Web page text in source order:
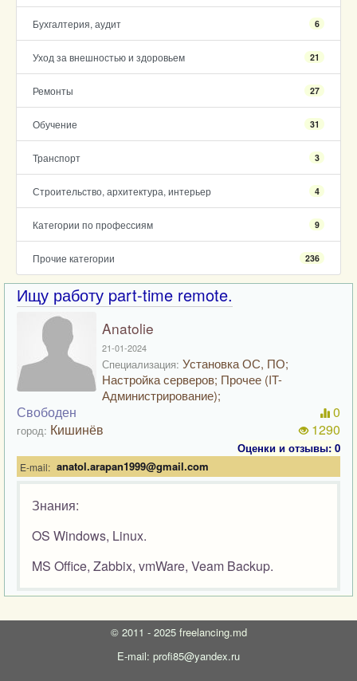
Бухгалтерия, аудит 6
Уход за внешностью и здоровьем 21
Ремонты 27
Обучение 31
Транспорт 3
Строительство, архитектура, интерьер 4
Категории по профессиям 9
Прочие категории 236
Ищу работу part-time remote.
Anatolie
21-01-2024
Специализация: Установка ОС, ПО;
Настройка серверов; Прочее (IT-
Администрирование);
Свободен
город: Кишинёв
0
1290
Оценки и отзывы: 0
E-mail: anatol.arapan1999@gmail.com
Знания:
OS Windows, Linux.
MS Office, Zabbix, vmWare, Veam Backup.
© 2011 - 2025 freelancing.md
E-mail: profi85@yandex.ru